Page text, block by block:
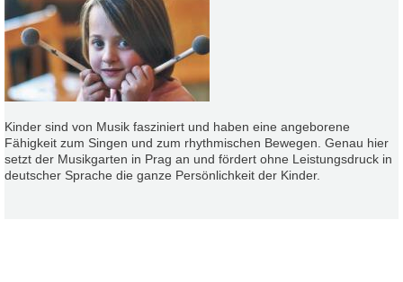
Kinder sind von Musik fasziniert und haben eine angeborene
Fähigkeit zum Singen und zum rhythmischen Bewegen. Genau hier
setzt der Musikgarten in Prag an und fördert ohne Leistungsdruck in
deutscher Sprache die ganze Persönlichkeit der Kinder.